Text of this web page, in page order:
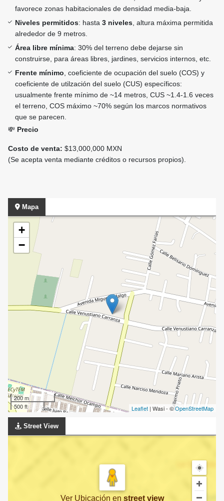
favorece zonas habitacionales de densidad media-baja.
Niveles permitidos: hasta 3 niveles , altura máxima permitida
alrededor de 9 metros.
Área libre mínima: 30% del terreno debe dejarse sin
construirse, para áreas libres, jardines, servicios internos, etc.
Frente mínimo , coeficiente de ocupación del suelo (COS) y
coeficiente de utilzación del suelo (CUS) específicos:
usualmente frente mínimo de ~14 metros, CUS ~1.4-1.6 veces
el terreno, COS máximo ~70% según los marcos normativos
que se parecen.
💸 Precio
Costo de venta: $13,000,000 MXN
(Se acepta venta mediante créditos o recursos propios).
Mapa
+
−
200 m
500 ft
Leaflet | Wasi - ©OpenStreetMap
Street View
Ver Ubicación en street view